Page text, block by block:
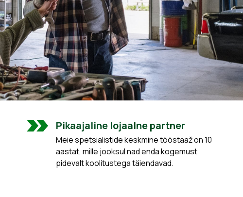
Pikaajaline lojaalne partner
Meie spetsialistide keskmine tööstaaž on 10
aastat, mille jooksul nad enda kogemust
pidevalt koolitustega täiendavad.